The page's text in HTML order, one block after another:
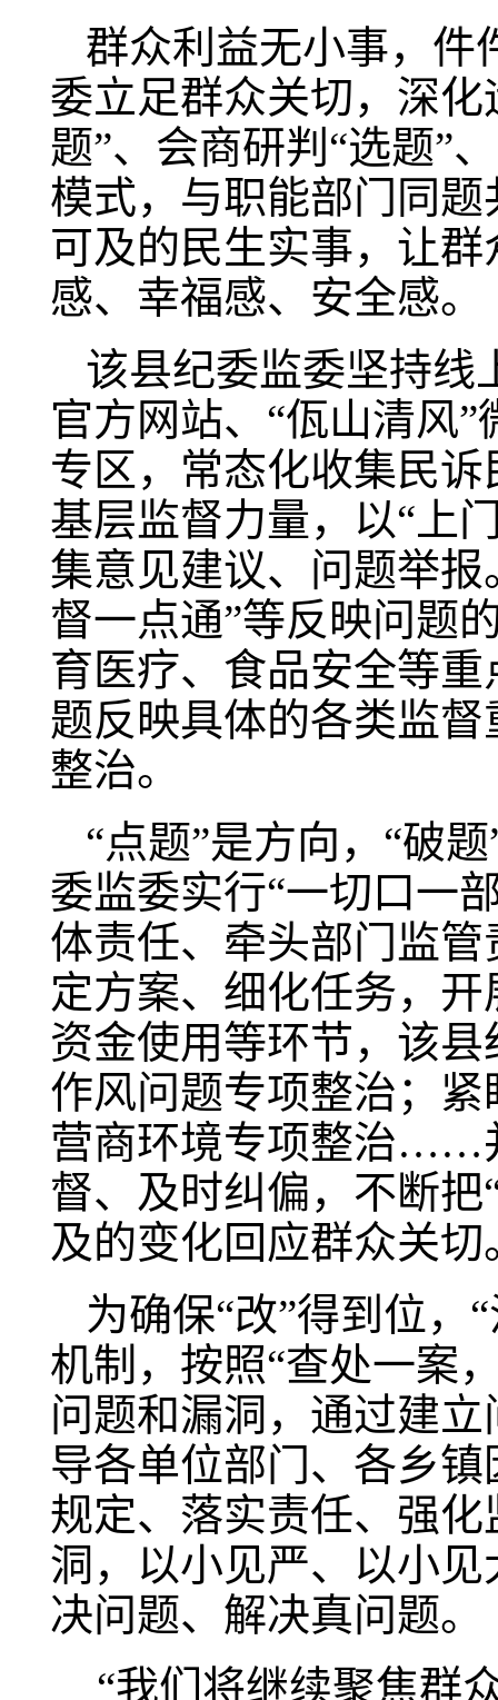
群众利益无小事，件
委立足群众关切，深化
题”、会商研判“选题”
模式，与职能部门同
可及的民生实事，让
感、幸福感、安全感。
该县纪委监委坚持线
官方网站、“佤山清风
专区，常态化收集民
基层监督力量，以“上
集意见建议、问题举
督一点通”等反映问题
育医疗、食品安全等
题反映具体的各类监
整治。
“点题”是方向，“破
委监委实行“一切口一
体责任、牵头部门监
定方案、细化任务，
资金使用等环节，该
作风问题专项整治；
营商环境专项整治……
督、及时纠偏，不断把
及的变化回应群众关切
为确保“改”得到位，
机制，按照“查处一案
问题和漏洞，通过建
导各单位部门、各乡
规定、落实责任、强
洞，以小见严、以小
决问题、解决真问题。
“我们将继续聚焦群